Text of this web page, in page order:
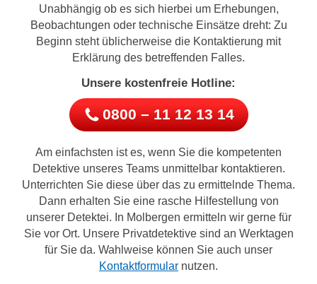
Unabhängig ob es sich hierbei um Erhebungen,
Beobachtungen oder technische Einsätze dreht: Zu
Beginn steht üblicherweise die Kontaktierung mit
Erklärung des betreffenden Falles.
Unsere kostenfreie Hotline:
0800 – 11 12 13 14
Am einfachsten ist es, wenn Sie die kompetenten
Detektive unseres Teams unmittelbar kontaktieren.
Unterrichten Sie diese über das zu ermittelnde Thema.
Dann erhalten Sie eine rasche Hilfestellung von
unserer Detektei. In Molbergen ermitteln wir gerne für
Sie vor Ort. Unsere Privatdetektive sind an Werktagen
für Sie da. Wahlweise können Sie auch unser
Kontaktformular nutzen.